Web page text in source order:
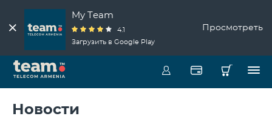
My Team
4.1
Загрузить в Google Play
Просмотреть
Новости